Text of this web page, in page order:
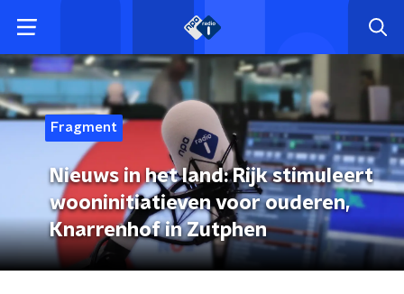
Fragment
Nieuws in het land: Rijk stimuleert
wooninitiatieven voor ouderen,
Knarrenhof in Zutphen